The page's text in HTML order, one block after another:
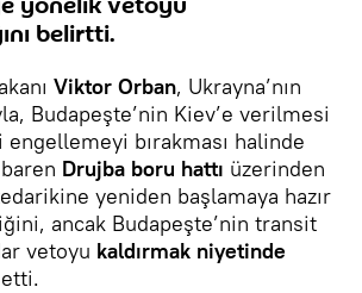
belirtti.
Viktor Orban, Ukrayna’nın
Budapeşte’nin Kiev’e verilmesi
bırakması halinde
Drujba boru hattı üzerinden
yeniden başlamaya hazır
ancak Budapeşte’nin transit
vetoyu kaldırmak niyetinde